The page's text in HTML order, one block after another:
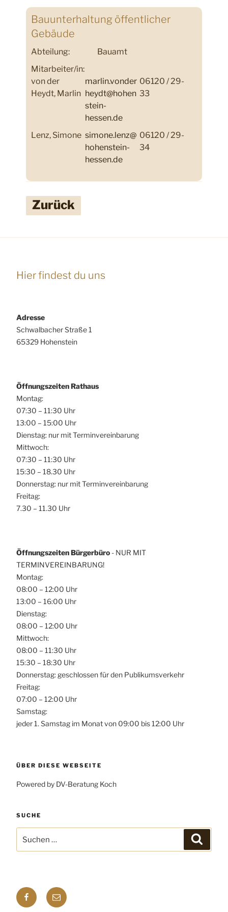
Bauunterhaltung öffentlicher
Gebäude
Abteilung:
Bauamt
Mitarbeiter/in:
von der
Heydt, Marlin
marlin.vonder
heydt@hohen
stein-
hessen.de
06120 / 29-
33
Lenz, Simone simone.lenz@
hohenstein-
hessen.de
06120 / 29-
34
Zurück
Hier findest du uns
Adresse
Schwalbacher Straße 1
65329 Hohenstein
Öffnungszeiten Rathaus
Montag:
07:30 – 11:30 Uhr
13:00 – 15:00 Uhr
Dienstag: nur mit Terminvereinbarung
Mittwoch:
07:30 – 11:30 Uhr
15:30 – 18.30 Uhr
Donnerstag: nur mit Terminvereinbarung
Freitag:
7.30 – 11.30 Uhr
Öffnungszeiten Bürgerbüro - NUR MIT
TERMINVEREINBARUNG!
Montag:
08:00 – 12:00 Uhr
13:00 – 16:00 Uhr
Dienstag:
08:00 – 12:00 Uhr
Mittwoch:
08:00 – 11:30 Uhr
15:30 – 18:30 Uhr
Donnerstag: geschlossen für den Publikumsverkehr
Freitag:
07:00 – 12:00 Uhr
Samstag:
jeder 1. Samstag im Monat von 09:00 bis 12:00 Uhr
ÜBER DIESE WEBSEITE
Powered by DV-Beratung Koch
SUCHE
nach:
Facebook
E-
mail